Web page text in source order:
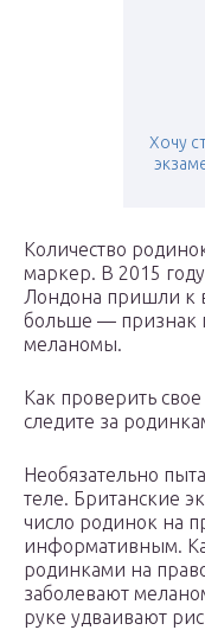
Хочу
Количество
маркер. В 2015
Лондона пришли к
больше — признак
меланомы.
Как проверить
cледите за
Необязательно
теле. Британские
число родинок на
информативным.
родинками на
заболевают
руке удваивают